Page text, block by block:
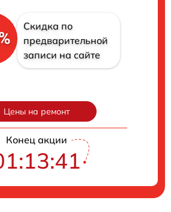
Скидка по
предварительной
записи на сайте
Цены на ремонт
Конец акции